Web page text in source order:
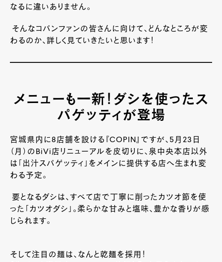
なるに違いありません。
そんなコパンファンの皆さんに向けて、 どんなところが変
わるのか、詳しく見ていきたいと思います！
メニューも一新！ダシを使ったス
パゲッティが登場
宮城県内に8店舗を設ける『 COPIN』ですが、 5 月 23 日
（月）の BiVi店リニューアルを皮切りに、泉中央本店以外
は「出汁スパゲッティ」をメインに提供する店へ生まれ変
わる予定。
要となるダシは、すべて店で丁寧に削ったカツオ節を使
った「カツオダシ」。柔らかな甘みと塩味、豊かな香りが感
じられます。
そして注目の麺は、なんと乾麺を採用！